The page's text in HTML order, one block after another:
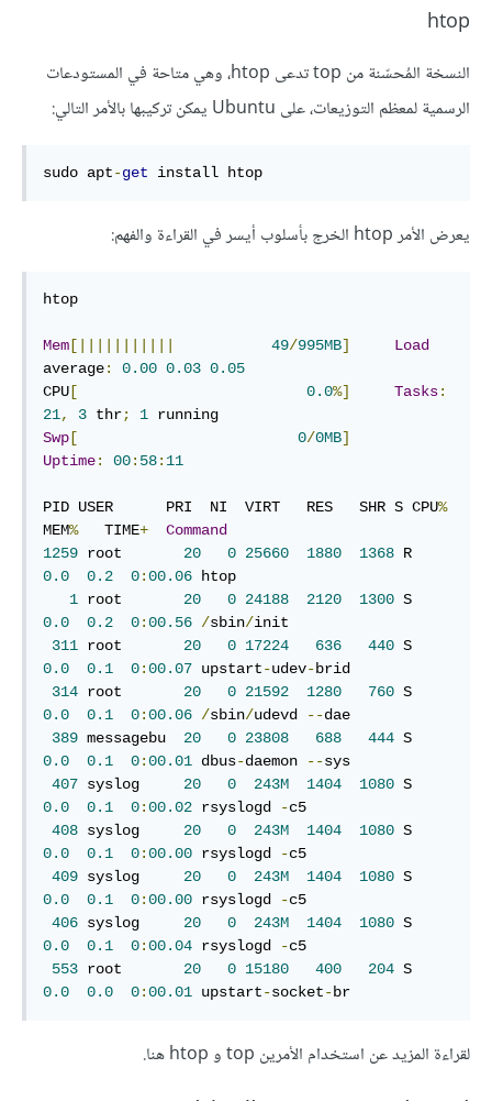
htop
النسخة المُحسّنة من top تدعى htop، وهي متاحة في المستودعات
الرسمية لمعظم التوزيعات، على Ubuntu يمكن تركيبها بالأمر التالي:
sudo apt-get install htop
يعرض الأمر htop الخرج بأسلوب أيسر في القراءة والفهم:
htop
Mem[||||||||||| 49/995MB]
Load
average: 0.00 0.03 0.05
CPU[ 0.0%] Tasks:
21, 3 thr; 1
Swp[ 0/0MB]
Uptime: 00: 58: 11
PID USER      PRI  NI  VIRT   RES   SHR S CPU%
MEM%
   TIME
+
Command
1259 root 20 0 25660 1880 1368
0.0
0.2 0:00.06 htop
1 root 20 0 24188 2120 1300
0.0
0.2 0:00.56 /sbin/init
311 root 20 0 17224 636 440
0.0
0.1 0:00.07 upstart-udev-brid
314 root 20 0 21592 1280 760
0.0
0.1 0:00.06 /sbin/udevd --dae
389 messagebu 20 0 23808 688 444
0.0
0.1 0:00.01 dbus-daemon --sys
407 syslog 20 0 243M 1404 1080
0.0
0.1 0:00.02 rsyslogd -c5
408 syslog 20 0 243M 1404 1080
0.0
0.1 0:00.00 rsyslogd -c5
409 syslog 20 0 243M 1404 1080
0.0
0.1 0:00.00 rsyslogd -c5
406 syslog 20 0 243M 1404 1080
0.0
0.1 0:00.04 rsyslogd -c5
553 root 20 0 15180 400 204
0.0
0.0 0:00.01 upstart-socket-br
لقراءة المزيد عن استخدام الأمرين top و htop هنا.